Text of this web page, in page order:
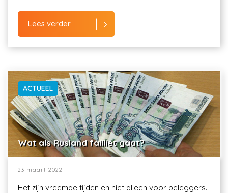
Lees verder
ACTUEEL
Wat als Rusland failliet gaat?
23 maart 2022
Het zijn vreemde tijden en niet alleen voor beleggers.